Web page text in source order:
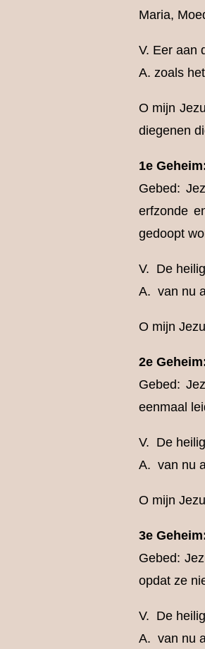
Maria,
V. Eer aan
A. zoals
O mijn
diegenen
1e
Gebed:
erfzonde
gedoopt
V. De
A. van nu
O mijn
2e
Gebed:
eenmaal
V. De
A. van nu
O mijn
3e
Gebed:
opdat ze
V. De
A. van nu